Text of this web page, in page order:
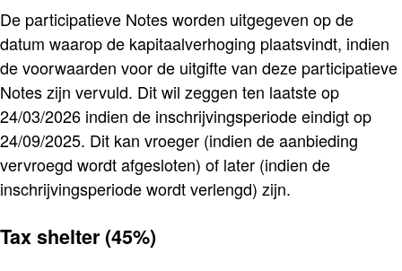
De participatieve Notes worden uitgegeven op de
datum waarop de kapitaalverhoging plaatsvindt, indien
de voorwaarden voor de uitgifte van deze participatieve
Notes zijn vervuld. Dit wil zeggen ten laatste op
24/03/2026 indien de inschrijvingsperiode eindigt op
24/09/2025. Dit kan vroeger (indien de aanbieding
vervroegd wordt afgesloten) of later (indien de
inschrijvingsperiode wordt verlengd) zijn.
Tax shelter (45%)